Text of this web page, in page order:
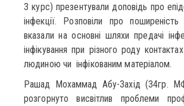
3 курс) презентували доповідь про
інфекції. Розповіли про
вказали на основні шляхи предачі
інфікування при різного роду
людиною чи інфікованим матеріалом.
Рашад Мохаммад Абу-Захід (34гр.
розгорнуто висвітлив проблеми